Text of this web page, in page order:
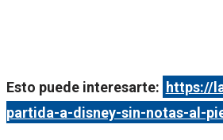
Esto puede interesarte: https://
partida-a-disney-sin-notas-al-